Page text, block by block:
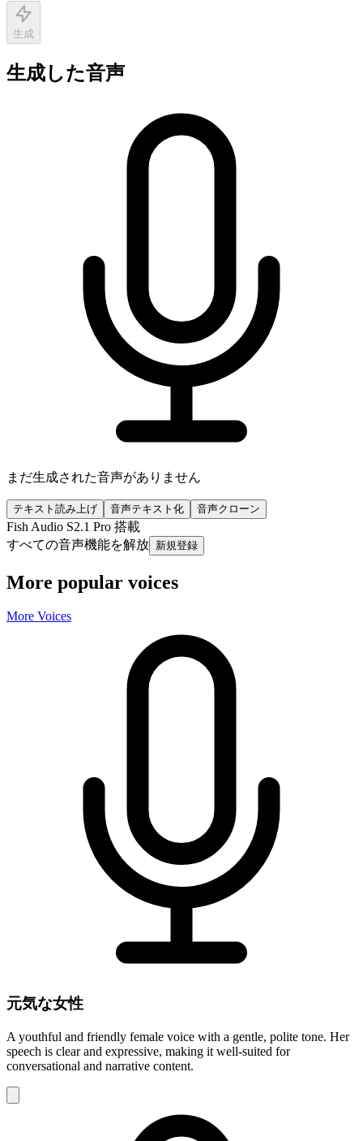
生成
生成した音声
まだ生成された音声がありません
テキスト読み上げ 音声テキスト化 音声クローン
Fish Audio S2.1 Pro 搭載
すべての音声機能を解放 新規登録
More popular voices
More Voices
元気な女性
A youthful and friendly female voice with a gentle, polite tone. Her
speech is clear and expressive, making it well-suited for
conversational and narrative content.